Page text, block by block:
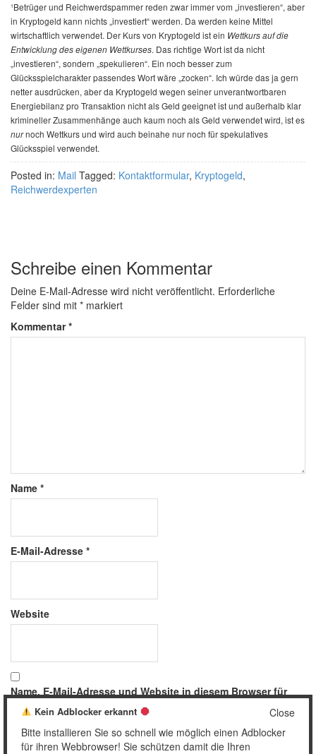
¹Betrüger und Reichwerdspammer reden zwar immer vom „investieren“, aber
in Kryptogeld kann nichts „investiert“ werden. Da werden keine Mittel
wirtschaftlich verwendet. Der Kurs von Kryptogeld ist ein Wettkurs auf die
Entwicklung des eigenen Wettkurses. Das richtige Wort ist da nicht
„investieren“, sondern „spekulieren“. Ein noch besser zum
Glücksspielcharakter passendes Wort wäre „zocken“. Ich würde das ja gern
netter ausdrücken, aber da Kryptogeld wegen seiner unverantwortbaren
Energiebilanz pro Transaktion nicht als Geld geeignet ist und außerhalb klar
krimineller Zusammenhänge auch kaum noch als Geld verwendet wird, ist es
nurnoch Wettkurs und wird auch beinahe nur noch für spekulatives
Glücksspiel verwendet.
Posted in: Mail Tagged: Kontaktformular, Kryptogeld,
Reichwerdexperten
Schreibe einen Kommentar
Deine E-Mail-Adresse wird nicht veröffentlicht. Erforderliche
Felder sind mit * markiert
Kommentar*
Name *
E-Mail-Adresse *
Website
Name, E-Mail-Adresse und Website in diesem Browser für
meinen nächsten Kommentar speichern.
Close
Kein Adblocker erkannt
Bitte installieren Sie so schnell wie möglich einen Adblocker
für ihren Webbrowser! Sie schützen damit die Ihren